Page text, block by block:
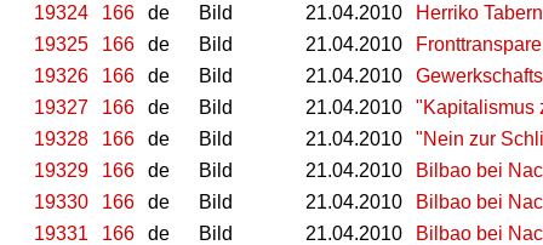
19324
166 de Bild 21.04.2010
Herriko
19325
166 de Bild 21.04.2010
19326
166 de Bild 21.04.2010
19327
166 de Bild 21.04.2010
"Kapitalismus
19328
166 de Bild 21.04.2010
"Nein zur
19329
166 de Bild 21.04.2010
Bilbao bei
19330
166 de Bild 21.04.2010
Bilbao bei
19331
166 de Bild 21.04.2010
Bilbao bei